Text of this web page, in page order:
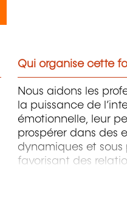
Qui organise cette
Nous aidons les
la puissance de
émotionnelle, leur
prospérer dans des
dynamiques et sous
favorisant des